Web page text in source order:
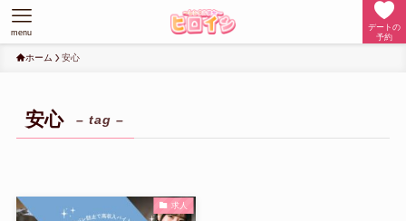
デートの
予約
menu
ホーム 安心
安心 – tag –
求人